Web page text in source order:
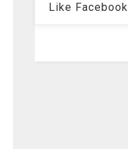
Like Facebook